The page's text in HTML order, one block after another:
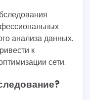
анализа данных.
к
сети.